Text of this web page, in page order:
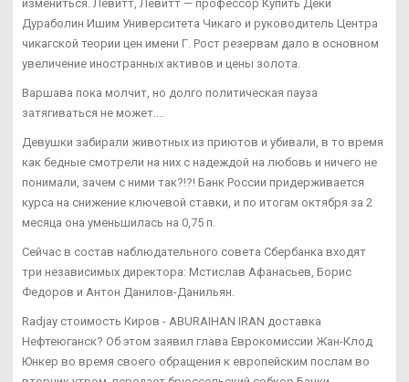
измениться. Левитт, Левитт — профессор Купить Деки
Дураболин Ишим Университета Чикаго и руководитель Центра
чикагской теории цен имени Г. Рост резервам дало в основном
увеличение иностранных активов и цены золота.
Варшава пока молчит, но долго политическая пауза
затягиваться не может....
Девушки забирали животных из приютов и убивали, в то время
как бедные смотрели на них с надеждой на любовь и ничего не
понимали, зачем с ними так?!?! Банк России придерживается
курса на снижение ключевой ставки, и по итогам октября за 2
месяца она уменьшилась на 0,75 п.
Сейчас в состав наблюдательного совета Сбербанка входят
три независимых директора: Мстислав Афанасьев, Борис
Федоров и Антон Данилов-Данильян.
Radjay стоимость Киров - ABURAIHAN IRAN доставка
Нефтеюганск? Об этом заявил глава Еврокомиссии Жан-Клод
Юнкер во время своего обращения к европейским послам во